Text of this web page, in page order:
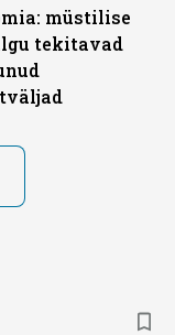
müstilise
tekitavad